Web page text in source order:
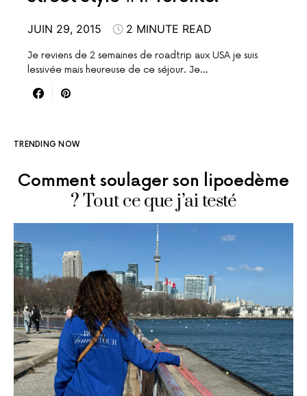
JUIN 29, 2015 2 MINUTE READ
Je reviens de 2 semaines de roadtrip aux USA je suis
lessivée mais heureuse de ce séjour. Je…
TRENDING NOW
Comment soulager son lipoedème
? Tout ce que j’ai testé